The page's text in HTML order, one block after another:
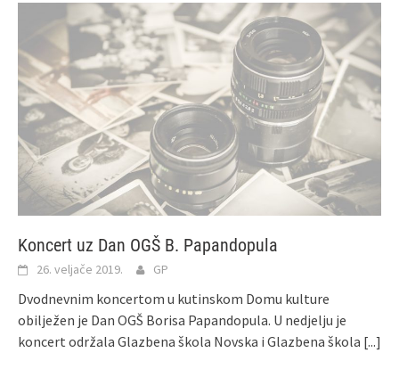
Koncert uz Dan OGŠ B. Papandopula
26. veljače 2019. GP
Dvodnevnim koncertom u kutinskom Domu kulture
obilježen je Dan OGŠ Borisa Papandopula. U nedjelju je
koncert održala Glazbena škola Novska i Glazbena škola [...]